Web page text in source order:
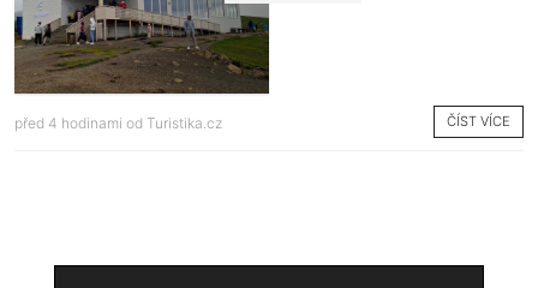
před 4 hodinami od Turistika.cz ČÍST VÍCE